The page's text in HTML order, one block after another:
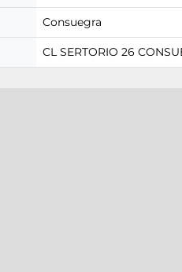
Consuegra
CL SERTORIO 26